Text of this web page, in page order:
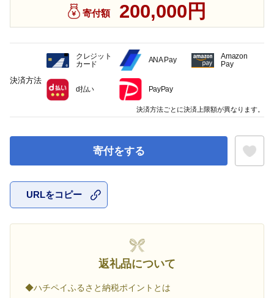
寄付額 200,000円
寄付をする
URLをコピー
返礼品について
◆ハチペイふるさと納税ポイントとは
決済方法
クレジット
カード
ANA Pay
Amazon
Pay
d払い PayPay
決済方法ごとに決済上限額が異なります。